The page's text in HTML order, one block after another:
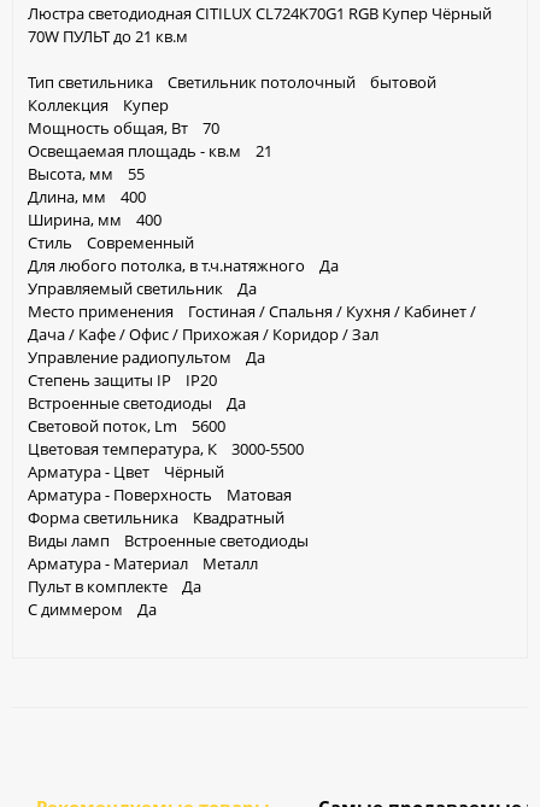
Люстра светодиодная CITILUX CL724K70G1 RGB Купер Чёрный
70W ПУЛЬТ до 21 кв.м
Тип cветильника Светильник потолочный бытовой
Коллекция Купер
Мощность общая, Вт 70
Освещаемая площадь - кв.м 21
Высота, мм 55
Длина, мм 400
Ширина, мм 400
Стиль Современный
Для любого потолка, в т.ч.натяжного Да
Управляемый светильник Да
Место применения Гостиная / Спальня / Кухня / Кабинет /
Дача / Кафе / Офис / Прихожая / Коридор / Зал
Управление радиопультом Да
Степень защиты IP IP20
Встроенные светодиоды Да
Световой поток, Lm 5600
Цветовая температура, К 3000-5500
Арматура - Цвет Чёрный
Арматура - Поверхность Матовая
Форма светильника Квадратный
Виды ламп Встроенные светодиоды
Арматура - Материал Металл
Пульт в комплекте Да
С диммером Да